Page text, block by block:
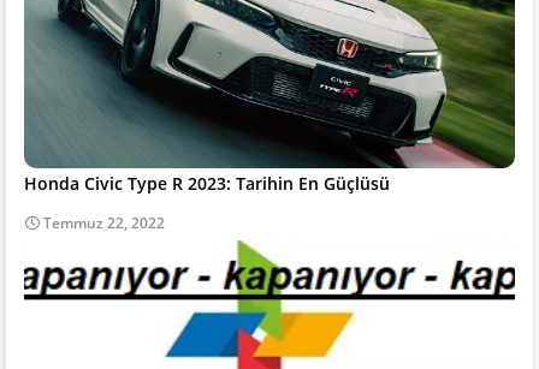
Honda Civic Type R 2023: Tarihin En Güçlüsü
Temmuz 22, 2022